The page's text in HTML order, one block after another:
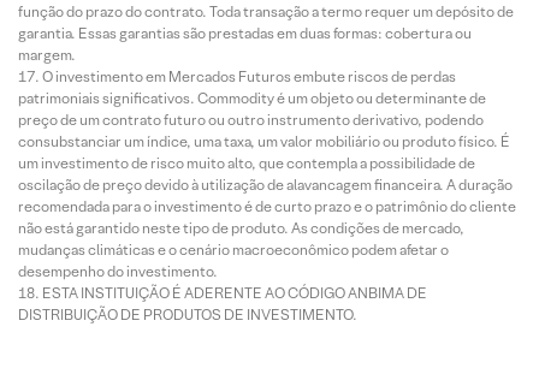
função do prazo do contrato. Toda transação a termo requer um depósito de
garantia. Essas garantias são prestadas em duas formas: cobertura ou
margem.
O investimento em Mercados Futuros embute riscos de perdas
patrimoniais significativos. Commodity é um objeto ou determinante de
preço de um contrato futuro ou outro instrumento derivativo, podendo
consubstanciar um índice, uma taxa, um valor mobiliário ou produto físico. É
um investimento de risco muito alto, que contempla a possibilidade de
oscilação de preço devido à utilização de alavancagem financeira. A duração
recomendada para o investimento é de curto prazo e o patrimônio do cliente
não está garantido neste tipo de produto. As condições de mercado,
mudanças climáticas e o cenário macroeconômico podem afetar o
desempenho do investimento.
ESTA INSTITUIÇÃO É ADERENTE AO CÓDIGO ANBIMA DE
DISTRIBUIÇÃO DE PRODUTOS DE INVESTIMENTO.